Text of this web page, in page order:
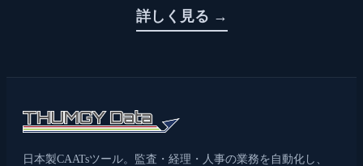
詳しく見る →
日本製CAATsツール。監査・経理・人事の業務を自動化し、